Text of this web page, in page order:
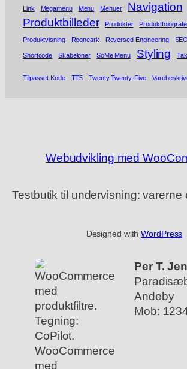
Link Megamenu Menu Menuer Navigation
Produktbilleder Produkter
Produktvisning Regneark Reversed Engineering SEO
Shortcode Skabeloner SoMe Menu Styling
Tilpasset Kode TT5 Twenty Twenty-Five
Webudvikling med
Testbutik til undervisning: varerne
Designed withWordPress
WooCommerce
med
Per T.
Andeby
Mob: